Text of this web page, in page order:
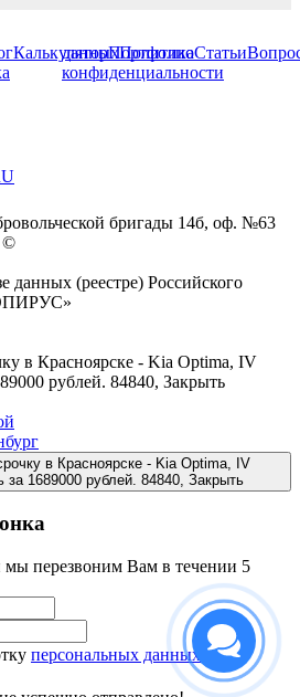
КалькуляторПортфолиоСтатьи
данныхПолитика
конфиденциальности
бригады 14б, оф. №63
©
данных (реестре) Российского
мы перезвоним Вам в течении 5
персональных данных